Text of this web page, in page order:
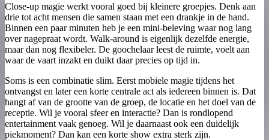
Close-up magie werkt vooral goed bij kleinere groepjes. Denk aan
drie tot acht mensen die samen staan met een drankje in de hand.
Binnen een paar minuten heb je een mini-beleving waar nog lang
over nagepraat wordt. Walk-around is eigenlijk dezelfde energie,
maar dan nog flexibeler. De goochelaar leest de ruimte, voelt aan
waar de vaart inzakt en duikt daar precies op tijd in.
Soms is een combinatie slim. Eerst mobiele magie tijdens het
ontvangst en later een korte centrale act als iedereen binnen is. Dat
hangt af van de grootte van de groep, de locatie en het doel van de
receptie. Wil je vooral sfeer en interactie? Dan is rondlopend
entertainment vaak genoeg. Wil je daarnaast ook een duidelijk
piekmoment? Dan kan een korte show extra sterk zijn.